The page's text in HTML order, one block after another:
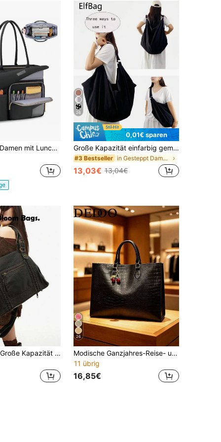
Lehrertasche Damen mit Lunchfach 15,6 Zoll Laptoptasche Groß Isoliertes Fach Wasserdicht Arbeitstasche für Büro Uni Reisen Shopper Handtasche
26
0,01€ sparen
Große Kapazität einfarbig gemusterte Schultertasche, Damen Lässig Umhängetasche, Nylon Tragetasche, vielseitig wiederverwendbarer Einkaufsrucksack geeignet für Arbeit, Studium, Reisen
#3 Bestseller in Gesteppt Damen Tragetaschen
13,03€ 13,04€
Y2K Punk Stil Große Kapazität Schultertasche, Nieten & Schnallen Dekor Kunstleder Handtasche, Gothic Street Style Tragetasche für Frauen (Ohne Anhänger oder Aufkleber)
26
Modische Ganzjahres-Reise- und Einkaufstasche, extra große Kapazität Handtasche Rucksack, tragbar für Teenager-Mädchen, Studenten, junge Berufstätige und Büroangestellte, perfekt für Schulanfang, Universität, Mittelschule, Gymnasium, Arbeit, Geschäft, Pendeln und mehr, mit Kirsch-Anhänger
11 übrig
16,85€